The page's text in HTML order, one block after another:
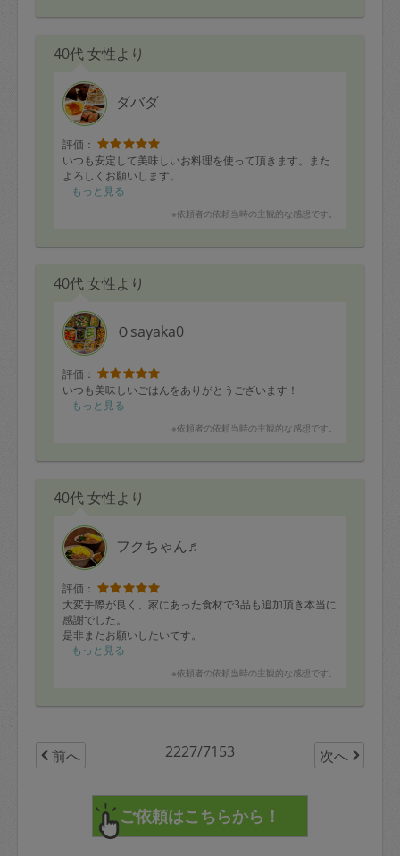
40代 女性より
ダバダ
評価：
いつも安定して美味しいお料理を使って頂きます。また
よろしくお願いします。
もっと見る
※依頼者の依頼当時の主観的な感想です。
40代 女性より
Ｏsayaka0
評価：
いつも美味しいごはんをありがとうございます！
もっと見る
※依頼者の依頼当時の主観的な感想です。
40代 女性より
フクちゃん♬
評価：
大変手際が良く、家にあった食材で3品も追加頂き本当に
感謝でした。
是非またお願いしたいです。
もっと見る
※依頼者の依頼当時の主観的な感想です。
前へ 2227/7153 次へ